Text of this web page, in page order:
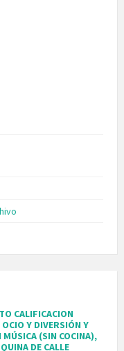
CALIFICACION
Y DIVERSIÓN Y
MÚSICA (SIN COCINA),
DE CALLE